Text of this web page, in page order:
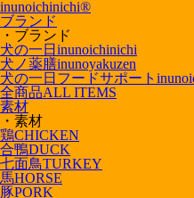
inunoichinichi®
ブランド
・ブランド
犬の一日 inunoichinichi
犬ノ薬膳inunoyakuzen
犬の一日フードサポート
全商品ALL ITEMS
素材
・素材
鶏CHICKEN
合鴨DUCK
七面鳥TURKEY
馬HORSE
豚PORK